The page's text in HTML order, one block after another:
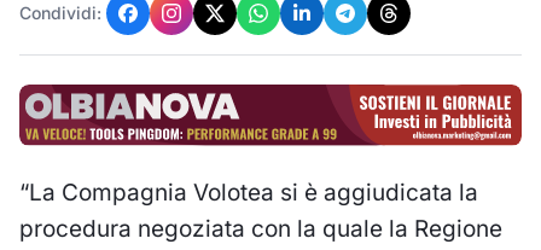
Condividi:
“La Compagnia Volotea si è aggiudicata la
procedura negoziata con la quale la Regione